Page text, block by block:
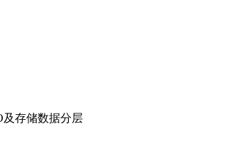
及存储数据分层